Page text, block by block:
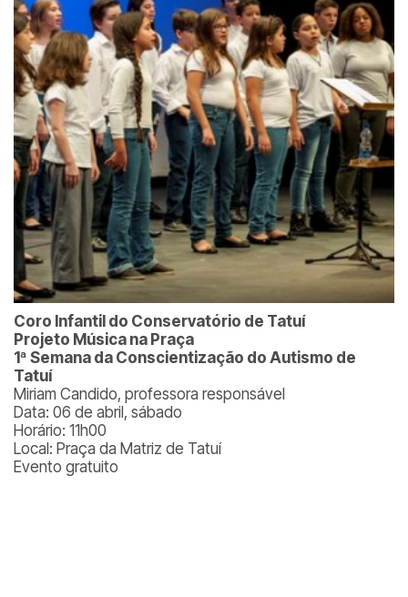
Coro Infantil do Conservatório de Tatuí
Projeto Música na Praça
1ª Semana da Conscientização do Autismo de
Tatuí
Miriam Candido, professora responsável
Data: 06 de abril, sábado
Horário: 11h00
Local: Praça da Matriz de Tatuí
Evento gratuito